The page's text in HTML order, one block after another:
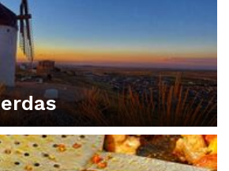
EN CONSUEGRA